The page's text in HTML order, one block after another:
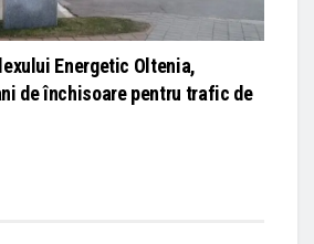
Energetic Oltenia,
de închisoare pentru trafic de